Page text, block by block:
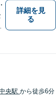
詳細を見
る
央駅 から徒歩6分